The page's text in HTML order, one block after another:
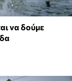
να δούμε